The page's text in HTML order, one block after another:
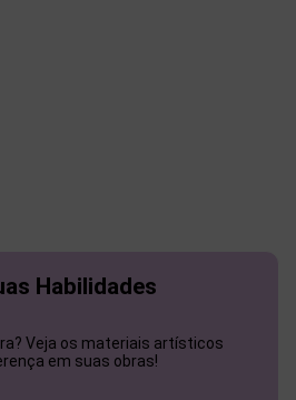
Habilidades
Veja os materiais artísticos
em suas obras!